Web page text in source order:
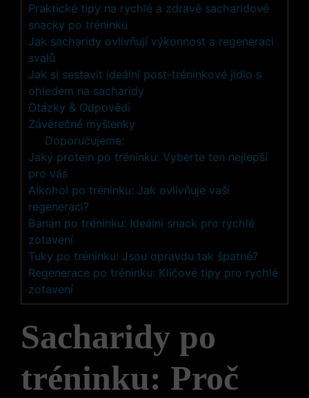
Praktické tipy na rychlé a zdravé sacharidové
snacky po tréninku
Jak sacharidy ovlivňují výkonnost a regeneraci
svalů
Jak si sestavit ideální post-tréninkové jídlo s
ohledem na sacharidy
Otázky & Odpovědi
Závěrečné myšlenky
Doporučujeme:
Jaký protein po tréninku: Vyberte ten nejlepší
pro vás
Alkohol po tréninku: Jak ovlivňuje vaši
regeneraci?
Banán po tréninku: Ideální snack pro rychlé
zotavení
Tuky po tréninku: Jsou opravdu tak špatné?
Regenerace po tréninku: Klíčové tipy pro rychlé
zotavení
Sacharidy po
tréninku: Proč